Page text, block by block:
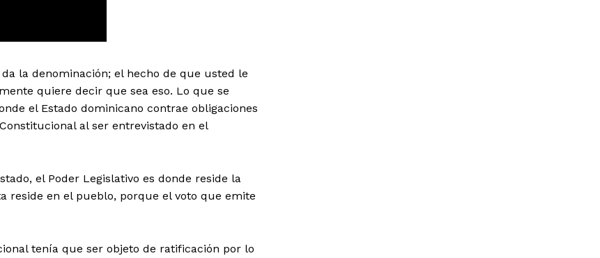
la denominación; el hecho de que usted le
quiere decir que sea eso. Lo que se
el Estado dominicano contrae obligaciones
al ser entrevistado en el
el Poder Legislativo es donde reside la
reside en el pueblo, porque el voto que emite
tenía que ser objeto de ratificación por lo